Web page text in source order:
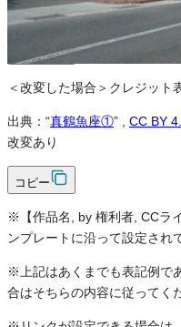
出典：“真鶴魚座①”,CC BY 4.0
コピー
＜改変した場合＞クレジット
出典：“真鶴魚座①” CC BY
改変あり
コピー
※【作品名, by 権利者, CCラ
ンプレートに沿って設定され
※上記はあくまでも表記例で
合はそちらの内容に従ってく